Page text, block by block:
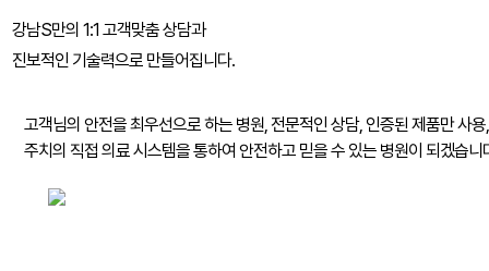
강남S만의 1:1 고객맞춤 상담과
진보적인 기술력으로 만들어집니다.
고객님의 안전을 최우선으로 하는 병원, 전문적인 상담, 인증된 제품만 사용,
주치의 직접 의료 시스템을 통하여 안전하고 믿을 수 있는 병원이 되겠습니